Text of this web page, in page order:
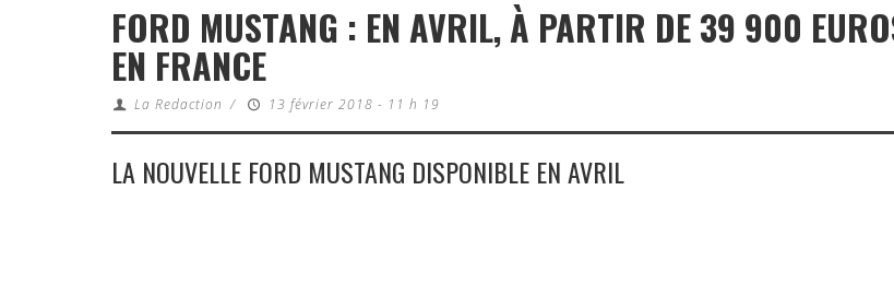
FORD MUSTANG : EN AVRIL, À PARTIR DE 39 900
EN FRANCE
La Redaction / 13 février 2018 - 11 h 19
LA NOUVELLE FORD MUSTANG DISPONIBLE EN AVRIL